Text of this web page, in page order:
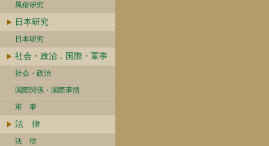
風俗研究
日本研究
日本研究
社会・政治．国際・軍事
社会・政治
国際関係・国際事情
軍 事
法 律
法 律